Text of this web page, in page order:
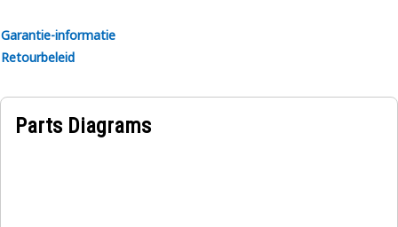
Garantie-informatie
Retourbeleid
Parts Diagrams